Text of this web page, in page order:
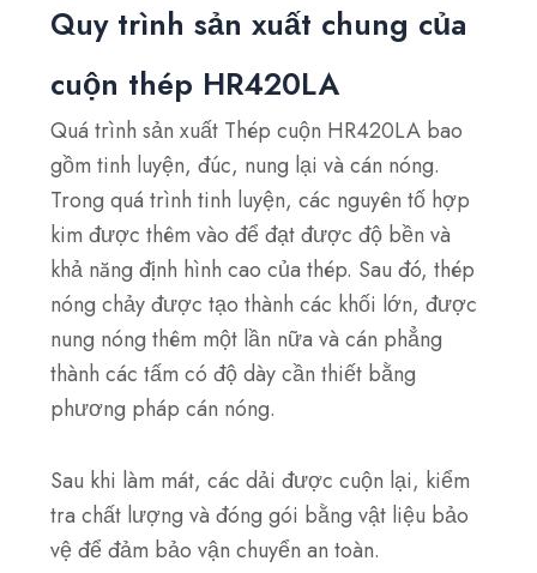
Quy trình sản xuất chung của
cuộn thép HR420LA
Quá trình sản xuất Thép cuộn HR420LA bao
gồm tinh luyện, đúc, nung lại và cán nóng.
Trong quá trình tinh luyện, các nguyên tố hợp
kim được thêm vào để đạt được độ bền và
khả năng định hình cao của thép. Sau đó, thép
nóng chảy được tạo thành các khối lớn, được
nung nóng thêm một lần nữa và cán phẳng
thành các tấm có độ dày cần thiết bằng
phương pháp cán nóng.
Sau khi làm mát, các dải được cuộn lại, kiểm
tra chất lượng và đóng gói bằng vật liệu bảo
vệ để đảm bảo vận chuyển an toàn.